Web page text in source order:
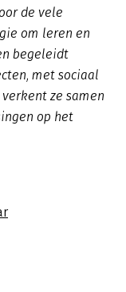
de vele
om leren en
begeleidt
met sociaal
ze samen
op het